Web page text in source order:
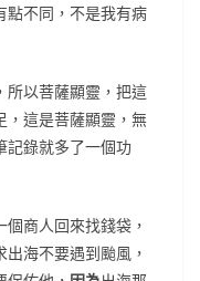
點不同，不是我有病
所以菩薩顯靈，把這
，這是菩薩顯靈，無
記錄就多了一個功
商人回來找錢袋，
海不要遇到颱風，